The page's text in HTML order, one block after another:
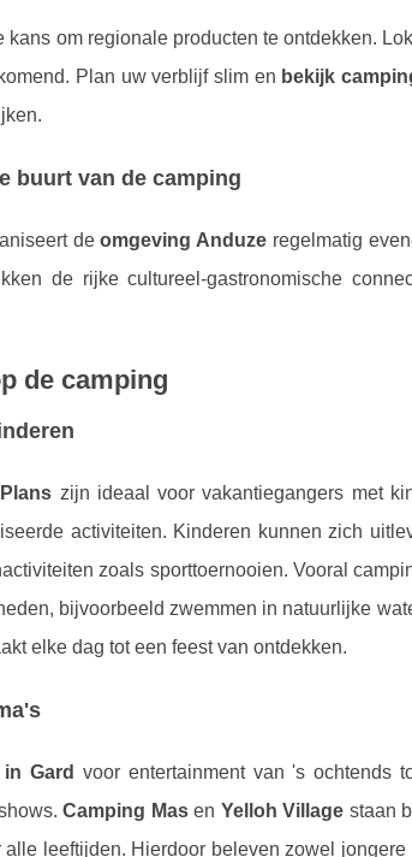
kans om regionale producten te ontdekken.
Plan uw verblijf slim en bekijk
buurt van de camping
deomgeving Anduze regelmatig
de rijke cultureel-gastronomische
de camping
zijn ideaal voor vakantiegangers met
activiteiten. Kinderen kunnen zich
zoals sporttoernooien. Vooral
bijvoorbeeld zwemmen in natuurlijke
elke dag tot een feest van ontdekken.
Gard voor entertainment van 's ochtends
Camping Masen Yelloh Village staan
leeftijden. Hierdoor beleven zowel